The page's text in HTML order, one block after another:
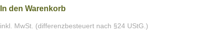
In den Warenkorb
inkl. MwSt. (differenzbesteuert nach §24 UStG.)